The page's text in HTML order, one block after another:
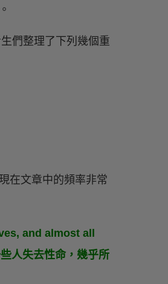
生們整理了下列幾個重
在文章中的頻率非常
and almost all
人失去性命，幾乎所